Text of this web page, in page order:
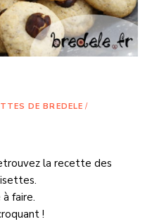
DE BREDELE /
la recette des
faire.
!